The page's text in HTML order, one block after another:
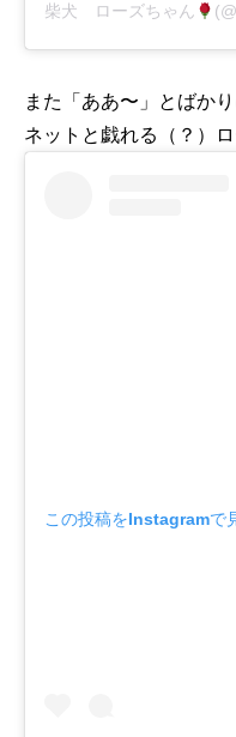
柴犬 ローズちゃん
また「ああ〜」とばか
ネットと戯れる（？）ロ
この投稿をInstagramで